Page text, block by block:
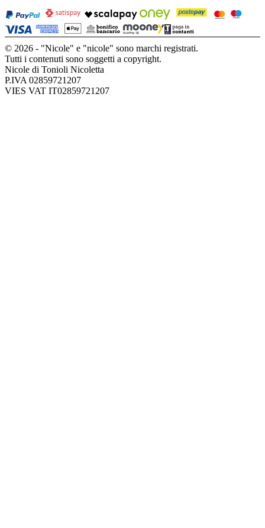
© 2026 - "Nicole" e "nicole" sono marchi registrati.
Tutti i contenuti sono soggetti a copyright.
Nicole di Tonioli Nicoletta
P.IVA 02859721207
VIES VAT IT02859721207